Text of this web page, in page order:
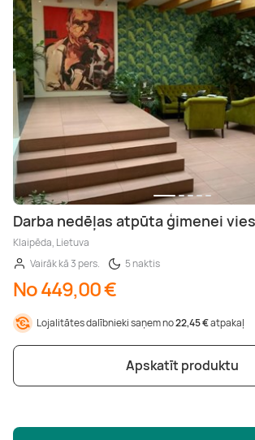
Darba nedēļas atpūta ģimenei
Klaipēda, Lietuva
Vairāk kā 3 pers.
5 naktis
No 449,00 €
Lojalitātes dalībnieki saņem no22,45 €atpakaļ
Apskatīt produktu